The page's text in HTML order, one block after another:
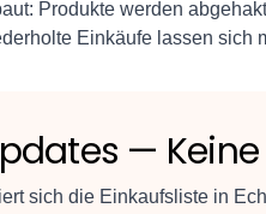
Produkte werden
Einkäufe lassen sich
—
sich die Einkaufsliste in